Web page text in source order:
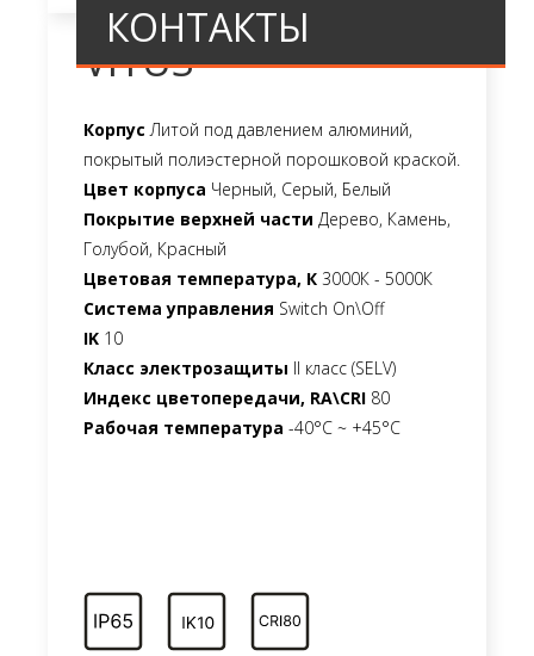
КОНТАКТЫ
VITUS
Корпус Литой под давлением алюминий,
покрытый полиэстерной порошковой краской.
Цвет корпуса Черный, Серый, Белый
Покрытие верхней части Дерево, Камень,
Голубой, Красный
Цветовая температура, К 3000К - 5000К
Система управления Switch On\Off
IK 10
Класс электрозащиты II класс (SELV)
Индекс цветопередачи, RA\CRI 80
Рабочая температура -40°C ~ +45°C